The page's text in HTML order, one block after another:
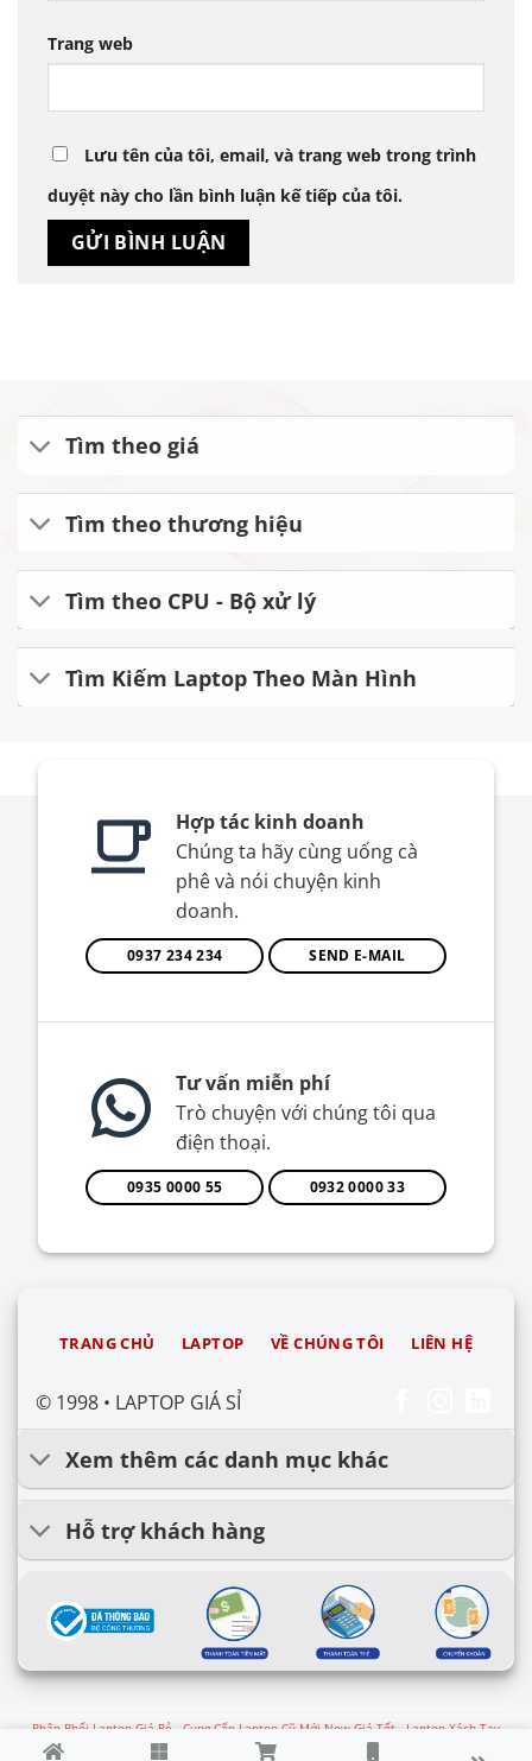
Trang web
Lưu tên của tôi, email, và trang web trong trình
duyệt này cho lần bình luận kế tiếp của tôi.
Tìm theo giá
Tìm theo thương hiệu
Tìm theo CPU - Bộ xử lý
Tìm Kiếm Laptop Theo Màn Hình
Hợp tác kinh doanh
Chúng ta hãy cùng uống cà
phê và nói chuyện kinh
doanh.
0937 234 234 SEND E-MAIL
Tư vấn miễn phí
Trò chuyện với chúng tôi qua
điện thoại.
0935 0000 55 0932 0000 33
© 1998 • LAPTOP GIÁ SỈ
TRANG CHỦ LAPTOP VỀ CHÚNG TÔI LIÊN HỆ
Xem thêm các danh mục khác
Hỗ trợ khách hàng
Phân Phối Laptop Giá Rẻ - Cung Cấp Laptop Cũ Mới New Giá Tốt - Laptop Xách Tay
Nhập Khẩu - Thanh Lý Laptop Nhật Mỹ Siêu Bền - Cho Thuê Laptop Nội Địa - Laptop Cũ